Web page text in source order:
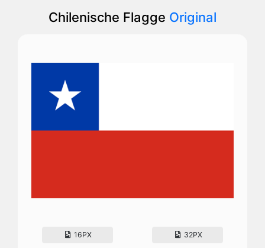
Chilenische Flagge Original
16PX 32PX